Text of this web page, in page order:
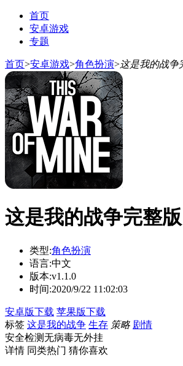
首页
安卓游戏
专题
首页>安卓游戏>角色扮演>这是我的战争
这是我的战争完整版
类型:角色扮演
语言:中文
版本:v1.1.0
时间:2020/9/22 11:02:03
安卓版下载 苹果版下载
标签 这是我的战争 生存 策略 剧情
安全检测无病毒无外挂
详情 同类热门 猜你喜欢